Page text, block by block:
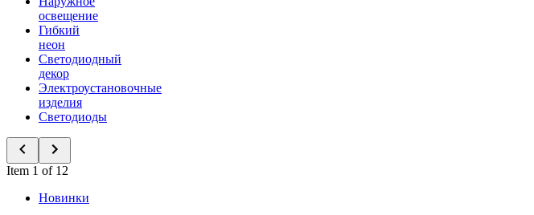
освещение
Гибкий
неон
Светодиодный
декор
Электроустановочные
изделия
Светодиоды
Item 1 of 12
Новинки